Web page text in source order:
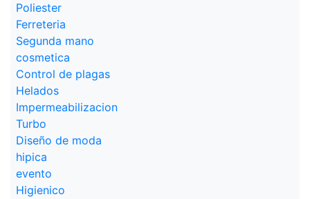
Poliester
Ferreteria
Segunda mano
cosmetica
Control de plagas
Helados
Impermeabilizacion
Turbo
Diseño de moda
hipica
evento
Higienico